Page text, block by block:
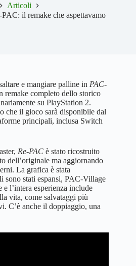
Articoli
il remake che aspettavamo
e mangiare palline in PAC-
remake completo dello storico
su PlayStation 2.
che il gioco sarà disponibile dal
principali, inclusa Switch
Re-PAC è stato ricostruito
dell’originale ma aggiornando
La grafica è stata
sono stati espansi, PAC-Village
l’intera esperienza include
vita, come salvataggi più
C’è anche il doppiaggio, una